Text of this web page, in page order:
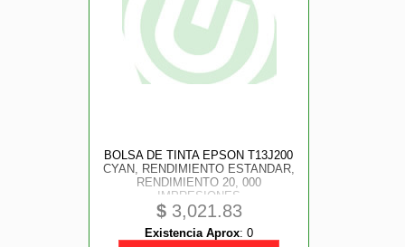
BOLSA DE TINTA EPSON T13J200
CYAN, RENDIMIENTO ESTANDAR,
RENDIMIENTO 20, 000
IMPRESIONES
$3,021.83
Existencia Aprox: 0